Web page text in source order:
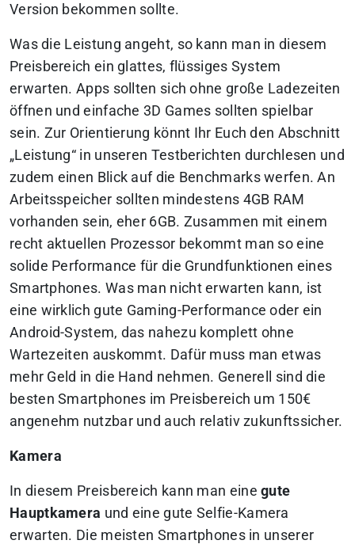
Version bekommen sollte.
Was die Leistung angeht, so kann man in diesem
Preisbereich ein glattes, flüssiges System
erwarten. Apps sollten sich ohne große Ladezeiten
öffnen und einfache 3D Games sollten spielbar
sein. Zur Orientierung könnt Ihr Euch den Abschnitt
„Leistung“ in unseren Testberichten durchlesen und
zudem einen Blick auf die Benchmarks werfen. An
Arbeitsspeicher sollten mindestens 4GB RAM
vorhanden sein, eher 6GB. Zusammen mit einem
recht aktuellen Prozessor bekommt man so eine
solide Performance für die Grundfunktionen eines
Smartphones. Was man nicht erwarten kann, ist
eine wirklich gute Gaming-Performance oder ein
Android-System, das nahezu komplett ohne
Wartezeiten auskommt. Dafür muss man etwas
mehr Geld in die Hand nehmen. Generell sind die
besten Smartphones im Preisbereich um 150€
angenehm nutzbar und auch relativ zukunftssicher.
Kamera
In diesem Preisbereich kann man einegute
Hauptkamera und eine gute Selfie-Kamera
erwarten. Die meisten Smartphones in unserer